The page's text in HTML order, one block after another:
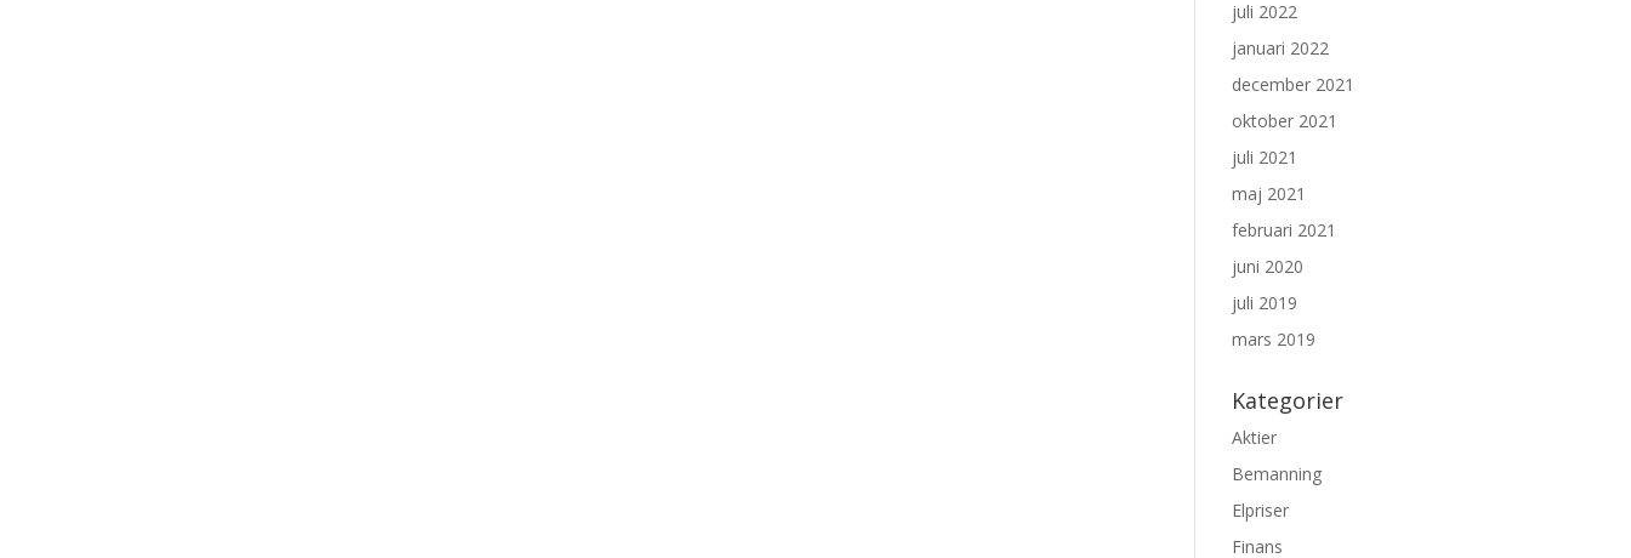
juli 2022
januari 2022
december 2021
oktober 2021
juli 2021
maj 2021
februari 2021
juni 2020
juli 2019
mars 2019
Kategorier
Aktier
Bemanning
Elpriser
Finans